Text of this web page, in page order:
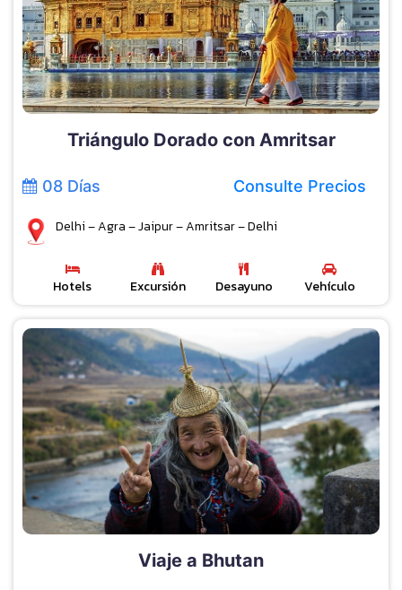
Triángulo Dorado con Amritsar
08 Días Consulte Precios
Delhi – Agra – Jaipur – Amritsar – Delhi
Hotels Excursión Desayuno Vehículo
Viaje a Bhutan